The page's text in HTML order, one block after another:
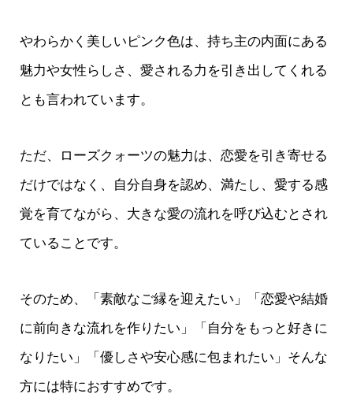
やわらかく美しいピンク色は、持ち主の内面にある
魅力や女性らしさ、愛される力を引き出してくれる
とも言われています。
ただ、ローズクォーツの魅力は、恋愛を引き寄せる
だけではなく、自分自身を認め、満たし、愛する感
覚を育てながら、大きな愛の流れを呼び込むとされ
ていることです。
そのため、「素敵なご縁を迎えたい」「恋愛や結婚
に前向きな流れを作りたい」「自分をもっと好きに
なりたい」「優しさや安心感に包まれたい」そんな
方には特におすすめです。